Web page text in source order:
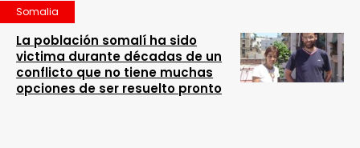
Somalia
La población somalí ha sido
victima durante décadas de un
conflicto que no tiene muchas
opciones de ser resuelto pronto